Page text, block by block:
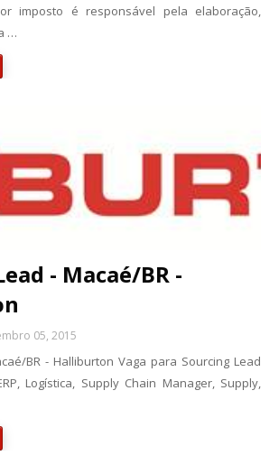
imposto é responsável pela elaboração,
…
- Macaé/BR -
05, 2015
BR - Halliburton Vaga para Sourcing Lead
Logística, Supply Chain Manager, Supply,